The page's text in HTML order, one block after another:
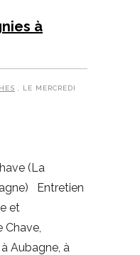
à
, LE MERCREDI
(La
Entretien
et
Aubagne, à